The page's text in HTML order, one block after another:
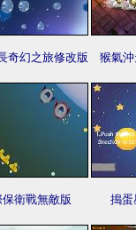
奇幻之旅修改版 猴氣
保衛戰無敵版 搗蛋